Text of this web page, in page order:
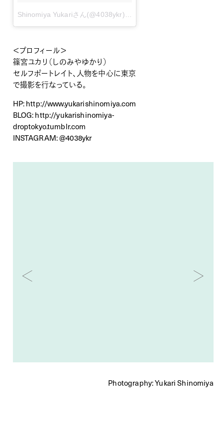
＜プロフィール＞
篠宮ユカリ（しのみやゆかり）
セルフポートレイト、人物を中心に東京
で撮影を行なっている。
HP:http://www.yukarishinomiya.com
BLOG:http://yukarishinomiya-
droptokyo.tumblr.com
INSTAGRAM:@4038ykr
Photography: Yukari Shinomiya